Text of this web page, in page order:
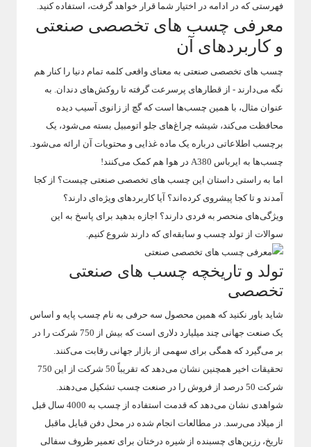
فهرستی که در ادامه در اختیار شما قرار خواهد گرفت، استفاده کنید.
معرفی چسب های تخصصی صنعتی
و کاربردهای آن
چسب های تخصصی صنعتی به معنای واقعی کلمه تمام دنیا را کنار هم
نگه می‌دارند - از قطارهای پرسرعت گرفته تا روکش‌های دندان. به
عنوان مثال، با همین چسب‌ها است که گچ از زانوی آسیب دیده
محافظت می‌کند، شیشه چراغ‌های جلو اتومبیل بسته می‌شود، یک
برچسب اطلاعاتی درباره یک ماده غذایی و محتویات آن ارائه می‌شود.
چسب‌ها به ایرباس A380 در هوا هم کمک می‌کنند!
اما به راستی داستان این چسب های تخصصی صنعتی چیست؟ از کجا
آمدند و تا کجا پیشروی کرده‌اند؟ آیا کاربردهای ویژه‌ای دارند؟
ویژگی‌های منحصر به فردی دارند؟ اجازه بدهید برای پاسخ به این
سوالات از تولد چسب و سابقه‌ای که دارند شروع کنیم.
تولد و تاریخچه چسب های صنعتی
تخصصی
شاید باور نکنید که همین محصول سه حرفی به نام چسب پایه و اساس
یک صنعت جهانی چند میلیارد دلاری است که بیش از 750 شرکت را در
بر می‌گیرد که همگی برای سهمی از بازار جهانی رقابت می‌کنند.
تحقیقات اخیر همچنین نشان می‌دهد که تقریباً 50 شرکت از این 750
شرکت 50 درصد از فروش را در صنعت چسب تشکیل می‌دهند.
شواهدی نشان می‌دهد که قدمت استفاده از چسب به 4000 سال قبل
از میلاد می‌رسد. در مطالعات انجام شده در محل دفن قبایل ماقبل
تاریخ، رزین‌های چسبنده از شیره درختان برای تعمیر ظروف سفالی